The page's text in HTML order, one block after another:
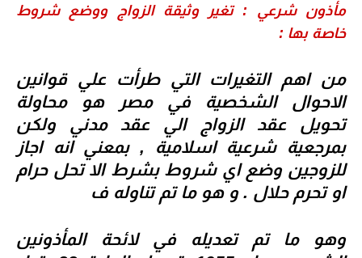
مأذون شرعي : تغير وثيقة الزواج ووضع شروط
خاصة بها :
من اهم التغيرات التي طرأت علي قوانين
الاحوال الشخصية في مصر هو محاولة
تحويل عقد الزواج الي عقد مدني ولكن
بمرجعية شرعية اسلامية , بمعني انه اجاز
للزوجين وضع اي شروط بشرط الا تحل حرام
او تحرم حلال . و هو ما تم تناوله ف
وهو ما تم تعديله في لائحة المأذونين